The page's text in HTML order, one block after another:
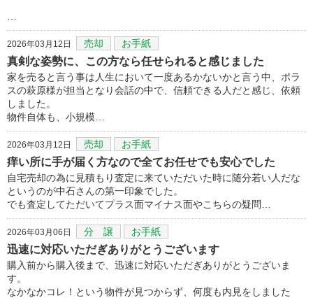
2026年03月12日 売却 お手紙
真剣な姿勢に、この方なら任せられると感じました
家を売ると言う事は人生において一度あるかないかと言う中、ポラ
スの萩原様が担当となり会話の中で、信頼できる人だと感じ、依頼
しました。
物件自体も、小規模…
2026年03月12日 売却 お手紙
痒い所に手が届く方なので全てお任せでも安心でした
自宅売却の為に見積もり査定に来ていただいた時に随分若い人だな
というのが中石さんの第一印象でした。
でも査定してただいてプラス面マイナス面やこちらの疑問…
2026年03月06日 分 譲 お手紙
迅速に対応いただぎありがとうございます
購入前から購入後まで、迅速に対応いただぎありがとうございま
す。
なかなかコレ！という物件が見つからず、何度も内見をしました